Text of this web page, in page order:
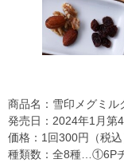
商品名：雪印メグミル
発売日：2024年1月第
価格：1回300円（税込
種類数：全8種…①6P